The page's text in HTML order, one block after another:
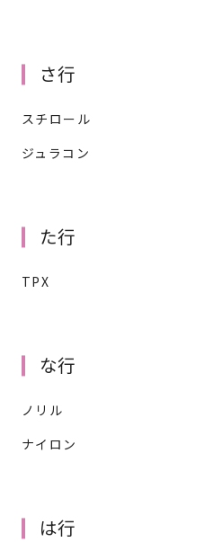
さ行
スチロール
ジュラコン
た行
TPX
な行
ノリル
ナイロン
は行